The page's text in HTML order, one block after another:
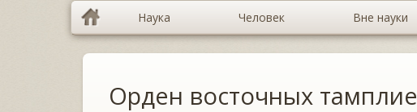
Наука Человек Вне науки
Орден восточных